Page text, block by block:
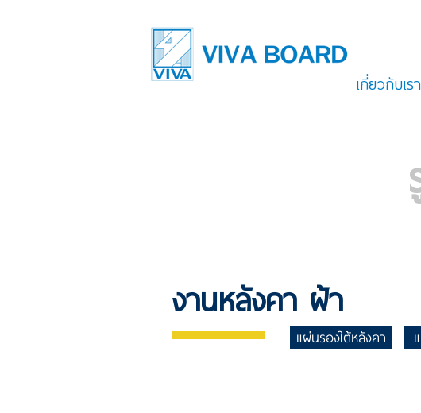
เกี่ยวกับเรา
แผ่นรองใต้หลังคา
งานหลังคา ฝ้า